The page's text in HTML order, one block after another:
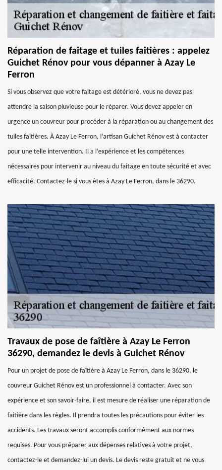
Réparation de faitage et tuiles faitières : appelez
Guichet Rénov pour vous dépanner à Azay Le
Ferron
Si vous observez que votre faitage est détérioré, vous ne devez pas
attendre la saison pluvieuse pour le réparer. Vous devez appeler en
urgence un couvreur pour procéder à la réparation ou au changement des
tuiles faitières. À Azay Le Ferron, l’artisan Guichet Rénov est à contacter
pour une telle intervention. Il a l’expérience et les compétences
nécessaires pour intervenir au niveau du faitage en toute sécurité et avec
efficacité. Contactez-le si vous êtes à Azay Le Ferron, dans le 36290.
Travaux de pose de faîtière à Azay Le Ferron
36290, demandez le devis à Guichet Rénov
Pour un projet de pose de faîtière à Azay Le Ferron, dans le 36290, le
couvreur Guichet Rénov est un professionnel à contacter. Avec son
expérience et son savoir-faire, il est mesure de réaliser une réparation de
faitière dans les règles. Il prendra toutes les précautions pour éviter les
accidents. Les travaux seront accomplis conformément aux normes
requises. Pour vous préparer aux dépenses relatives à votre projet,
contactez-le et demandez-lui un devis. Le devis reste gratuit et ne vous